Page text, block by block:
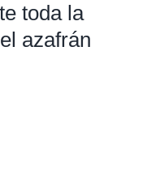
toda la
azafrán